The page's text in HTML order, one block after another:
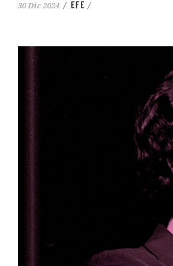
30 Dic 2024 / EFE /